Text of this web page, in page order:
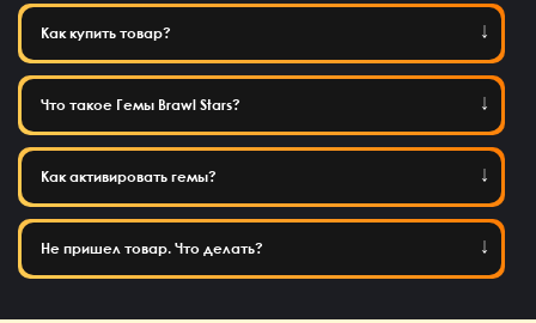
Как купить товар?
Что такое Гемы Brawl Stars?
Как активировать гемы?
Не пришел товар. Что делать?